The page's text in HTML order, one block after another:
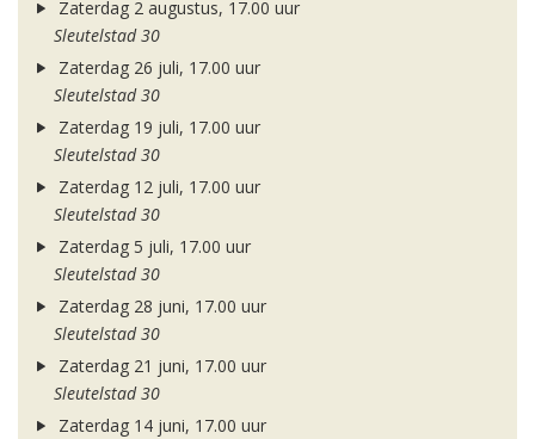
Zaterdag 2 augustus, 17.00 uur
Sleutelstad 30
Zaterdag 26 juli, 17.00 uur
Sleutelstad 30
Zaterdag 19 juli, 17.00 uur
Sleutelstad 30
Zaterdag 12 juli, 17.00 uur
Sleutelstad 30
Zaterdag 5 juli, 17.00 uur
Sleutelstad 30
Zaterdag 28 juni, 17.00 uur
Sleutelstad 30
Zaterdag 21 juni, 17.00 uur
Sleutelstad 30
Zaterdag 14 juni, 17.00 uur